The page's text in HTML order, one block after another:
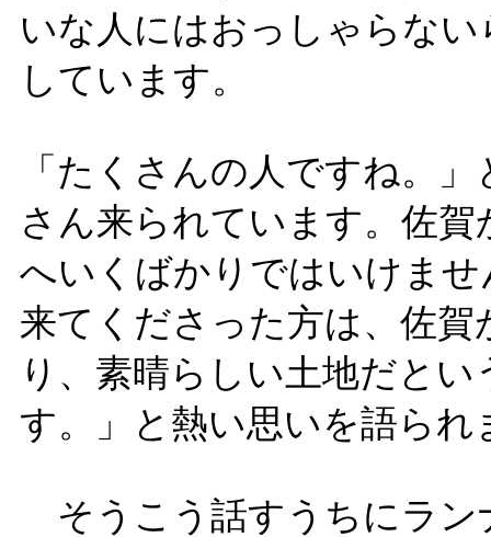
いな人にはおっしゃらな
しています。
「たくさんの人ですね。
さん来られています。佐賀
へいくばかりではいけま
来てくださった方は、佐
り、素晴らしい土地だと
す。」と熱い思いを語られ
そうこう話すうちにラン